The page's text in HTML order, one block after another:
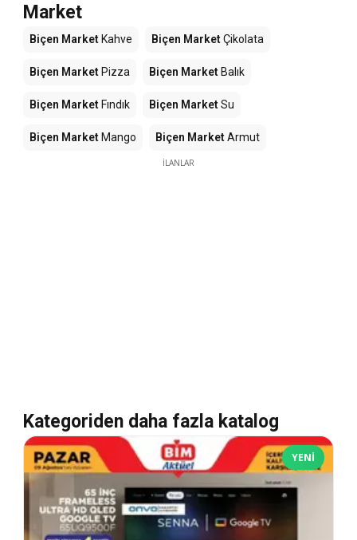
Market
Biçen MarketKahve Biçen MarketÇikolata
Biçen MarketPizza Biçen MarketBalık
Biçen MarketFındık Biçen MarketSu
Biçen MarketMango Biçen MarketArmut
İLANLAR
Kategoriden daha fazla katalog
YENI